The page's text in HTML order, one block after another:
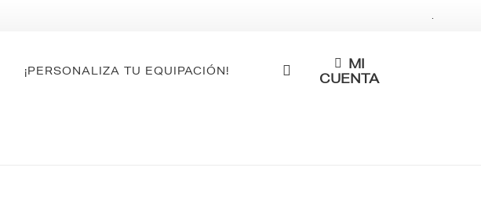
.
¡PERSONALIZA TU EQUIPACIÓN!
MI
CUENTA